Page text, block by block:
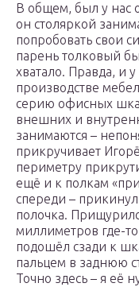
В общем, был у нас
он столяркой
попробовать свои
парень толковый
хватало. Правда, и
производстве
серию офисных
внешних и
занимаются –
прикручивает
периметру
ещё и к полкам
спереди – прикинул
полочка.
миллиметров где-
подошёл сзади к
пальцем в заднюю
Точно здесь – я её